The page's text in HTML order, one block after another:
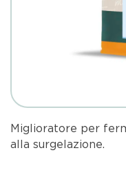
Miglioratore per
alla surgelazione.